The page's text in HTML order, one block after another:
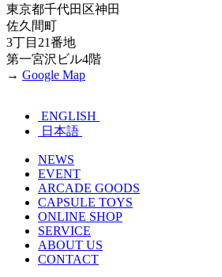
東京都千代田区神田
佐久間町
3丁目21番地
第一宮沢ビル4階
→ Google Map
ENGLISH
日本語
NEWS
EVENT
ARCADE GOODS
CAPSULE TOYS
ONLINE SHOP
SERVICE
ABOUT US
CONTACT